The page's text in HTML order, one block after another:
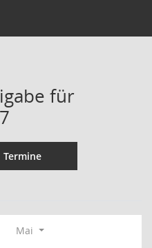
für
Termine
Mai